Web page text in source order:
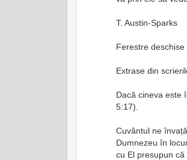
T. Austin-Sparks
Ferestre deschise
Extrase din
Dacă cineva este
5:17).
Cuvântul ne
Dumnezeu în
cu El presupun